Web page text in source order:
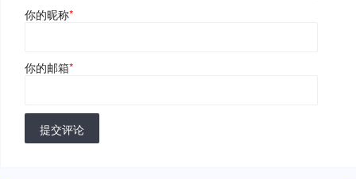
你的昵称*
你的邮箱*
提交评论